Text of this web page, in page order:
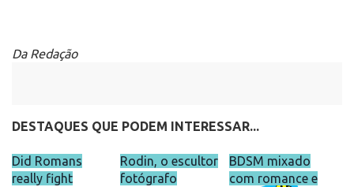
Da Redação
DESTAQUES QUE PODEM INTERESSAR...
Did Romans
really fight
Rodin, o escultor
fotógrafo
BDSM mixado
com romance e